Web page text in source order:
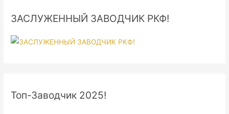
ЗАСЛУЖЕННЫЙ ЗАВОДЧИК РКФ!
Топ-Заводчик 2025!